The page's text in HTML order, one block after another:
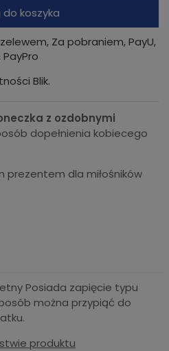
koszyka
Za pobraniem, PayU,
Blik.
z ozdobnymi
dopełnienia kobiecego
prezentem dla miłośników
Posiada zapięcie typu
można przypiąć do
produktu